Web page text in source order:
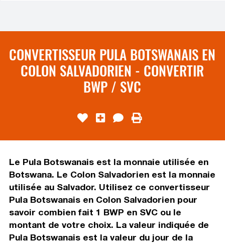
CONVERTISSEUR PULA BOTSWANAIS EN
COLON SALVADORIEN - CONVERTIR
BWP / SVC
Le Pula Botswanais est la monnaie utilisée en
Botswana. Le Colon Salvadorien est la monnaie
utilisée au Salvador. Utilisez ce convertisseur
Pula Botswanais en Colon Salvadorien pour
savoir combien fait 1 BWP en SVC ou le
montant de votre choix. La valeur indiquée de
Pula Botswanais est la valeur du jour de la